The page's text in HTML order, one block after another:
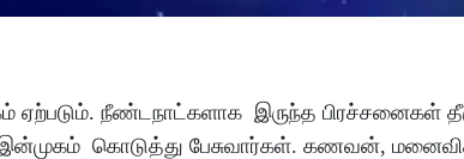
ஏற்படும். நீண்டநாட்களாக இருந்த பிரச்சனைகள்
கொடுத்து பேசுவார்கள். கணவன்,